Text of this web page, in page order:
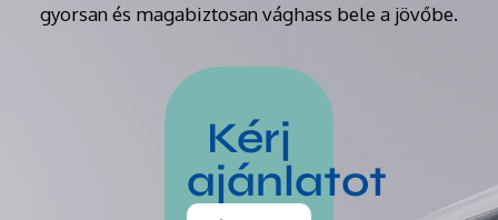
gyorsan és magabiztosan vághass bele a jövőbe.
Kérj
ajánlatot